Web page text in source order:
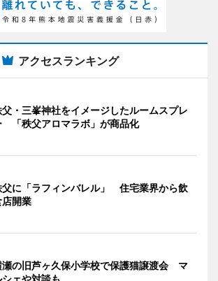
アクセスランキング
父・三峯神社をイメージしたルームスプレ
「秩父アロマラボ」が商品化
父に「ラフィンバレル」 住宅業界から飲
店開業
瀬の旧芦ヶ久保小学校で保護猫譲渡会 マ
シェや対談も